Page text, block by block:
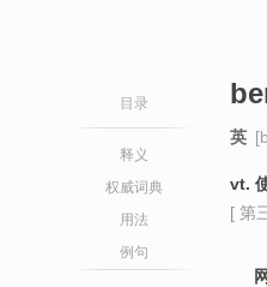
目录
释义
权威词典
用法
例句
英
vt.
[ 第